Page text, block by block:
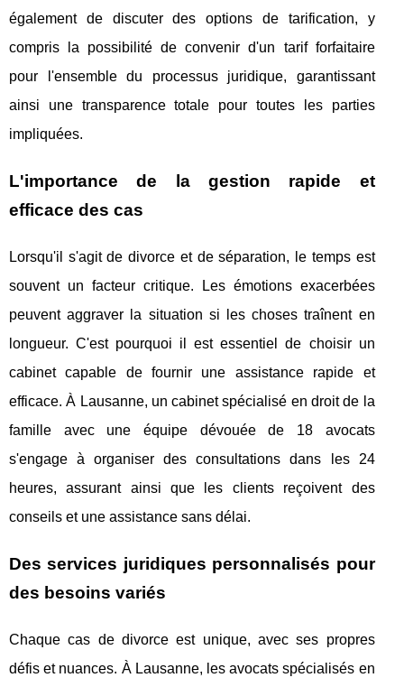
également de discuter des options de tarification, y
compris la possibilité de convenir d'un tarif forfaitaire
pour l'ensemble du processus juridique, garantissant
ainsi une transparence totale pour toutes les parties
impliquées.
L'importance de la gestion rapide et
efficace des cas
Lorsqu'il s'agit de divorce et de séparation, le temps est
souvent un facteur critique. Les émotions exacerbées
peuvent aggraver la situation si les choses traînent en
longueur. C'est pourquoi il est essentiel de choisir un
cabinet capable de fournir une assistance rapide et
efficace. À Lausanne, un cabinet spécialisé en droit de la
famille avec une équipe dévouée de 18 avocats
s'engage à organiser des consultations dans les 24
heures, assurant ainsi que les clients reçoivent des
conseils et une assistance sans délai.
Des services juridiques personnalisés pour
des besoins variés
Chaque cas de divorce est unique, avec ses propres
défis et nuances. À Lausanne, les avocats spécialisés en